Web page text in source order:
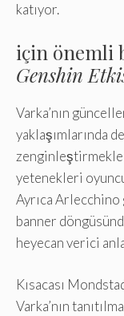
katıyor.
için önemli
Genshin
Varka’nın
yaklaşımlarında
zenginleştirmekle
yetenekleri
Ayrıca
banner
heyecan verici
Kısacası
Varka’nın